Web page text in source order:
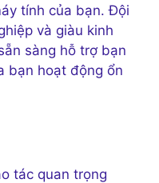
tính của bạn. Đội
và giàu kinh
sàng hỗ trợ bạn
bạn hoạt động ổn
tác quan trọng